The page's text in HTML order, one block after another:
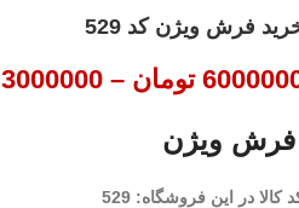
فرش ویژن کد 529
تومان –
3000000
فرش ویژن
کالا در این فروشگاه: 529